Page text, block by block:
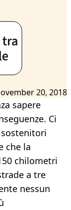
20, 2018
sapere
Ci
sostenitori
che la
chilometri
a tre
nessun